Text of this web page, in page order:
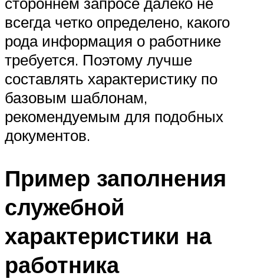
всегда четко определено, какого
рода информация о работнике
требуется. Поэтому лучше
составлять характеристику по
базовым шаблонам,
рекомендуемым для подобных
документов.
Пример заполнения
служебной
характеристики на
работника